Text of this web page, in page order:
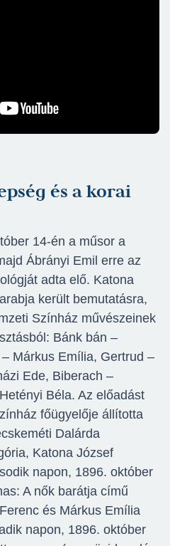
és a korai
14-én a műsor a
Ábrányi Emil erre az
adta elő. Katona
került bemutatásra,
Színház művészeinek
Bánk bán –
Márkus Emília, Gertrud –
Ede, Biberach –
Béla. Az előadást
főügyelője állította
Dalárda
Katona József
napon, 1896. október
A nők barátja című
és Márkus Emília
napon, 1896. október